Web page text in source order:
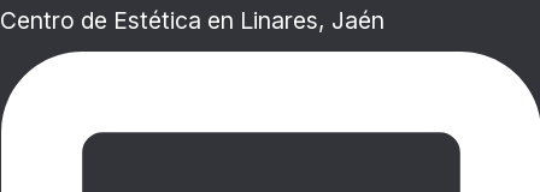
Centro de Estética en Linares, Jaén